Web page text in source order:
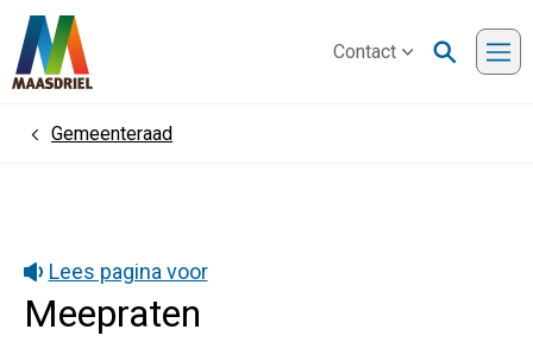
Contact
HomeGemeenteraad
Lees pagina voor
Meepraten